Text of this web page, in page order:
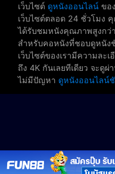
เว็บไซต์ ดูหนังออนไลน์ ขอ
เว็บไซต์ตลอด 24 ชั่วโมง
ได้รับชมหนังคุณภาพสูงกว่
สำหรับคอหนังที่ชอบดูหนัง
เว็บไซต์ของเรามีความละ
ถึง 4K กันเลยทีเดียว จะดู
ไม่มีปัญหา ดูหนังออนไลน์